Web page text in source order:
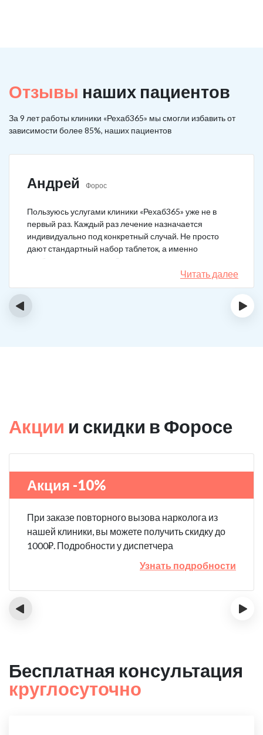
Отзывы наших пациентов
За 9 лет работы клиники «Рехаб365» мы смогли избавить от
зависимости более 85%, наших пациентов
Андрей Форос
Пользуюсь услугами клиники «Рехаб365» уже не в
первый раз. Каждый раз лечение назначается
индивидуально под конкретный случай. Не просто
дают стандартный набор таблеток, а именно
подбирается лечение. Специально сравнил
назначения, они отличаются. Клиника делает скидку
на последующие вызовы за оставленный отзыв! Я
Читать далее
‹ ›
Акции и скидки в Форосе
Акция -10%
При заказе повторного вызова нарколога из
нашей клиники, вы можете получить скидку до
1000₽. Подробности у диспетчера
Узнать подробности
‹ ›
Бесплатная консультация
круглосуточно